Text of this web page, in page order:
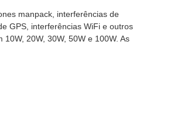
manpack, interferências de
GPS, interferências WiFi e outros
20W, 30W, 50W e 100W. As